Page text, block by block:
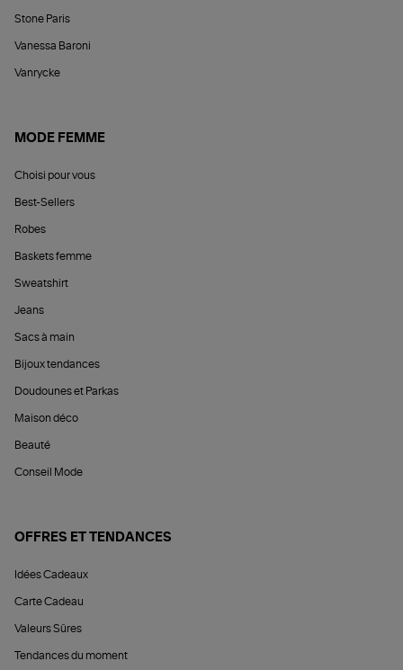
Stone Paris
Vanessa Baroni
Vanrycke
MODE FEMME
Choisi pour vous
Best-Sellers
Robes
Baskets femme
Sweatshirt
Jeans
Sacs à main
Bijoux tendances
Doudounes et Parkas
Maison déco
Beauté
Conseil Mode
OFFRES ET TENDANCES
Idées Cadeaux
Carte Cadeau
Valeurs Sûres
Tendances du moment